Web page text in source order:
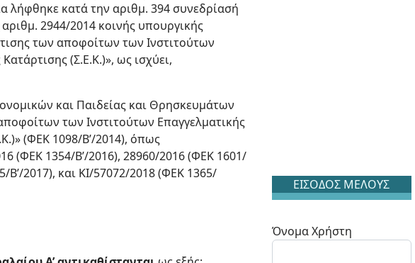
κατά την αριθμ. 394 συνεδρίασή
2944/2014 κοινής υπουργικής
των αποφοίτων των Ινστιτούτων
(Σ.Ε.Κ.)», ως ισχύει,
και Παιδείας και Θρησκευμάτων
των Ινστιτούτων Επαγγελματικής
(ΦΕΚ 1098/Β’/2014), όπως
(ΦΕΚ 1354/Β’/2016), 28960/2016 (ΦΕΚ 1601/
Β’/2017), και ΚΙ/57072/2018 (ΦΕΚ 1365/
ΕΙΣΟΔΟΣ ΜΕΛΟΥΣ
Όνομα Χρήστη